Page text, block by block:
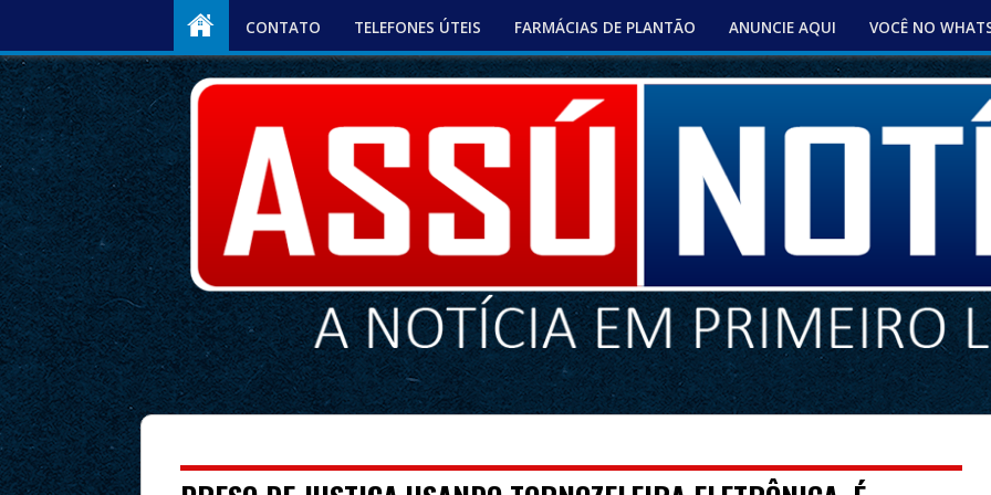
CONTATO TELEFONES ÚTEIS FARMÁCIAS DE PLANTÃO ANUNCIE AQUI VOCÊ NO